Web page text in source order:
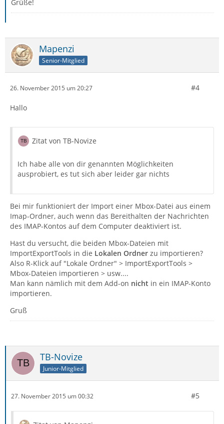
Grüße!
Mapenzi
Senior-Mitglied
26. November 2015 um 20:27 #4
Hallo
Zitat von TB-Novize
Ich habe alle von dir genannten Möglichkeiten
ausprobiert, es tut sich aber leider gar nichts
Bei mir funktioniert der Import einer Mbox-Datei aus einem
Imap-Ordner, auch wenn das Bereithalten der Nachrichten
des IMAP-Kontos auf dem Computer deaktiviert ist.
Hast du versucht, die beiden Mbox-Dateien mit
ImportExportTools in die Lokalen Ordner zu importieren?
Also R-Klick auf "Lokale Ordner" > ImportExportTools >
Mbox-Dateien importieren > usw....
Man kann nämlich mit dem Add-on nicht in ein IMAP-Konto
importieren.
Gruß
TB-Novize
Junior-Mitglied
27. November 2015 um 00:32 #5